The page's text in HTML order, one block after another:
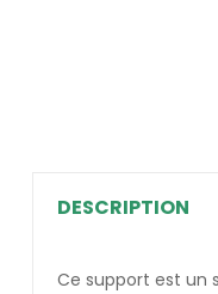
DESCRIPTION
Ce support est un